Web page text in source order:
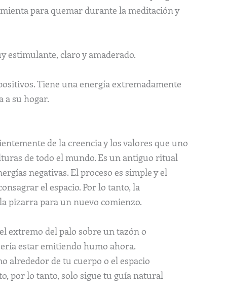
para quemar durante la meditación y
estimulante, claro y amaderado.
Tiene una energía extremadamente
a su hogar.
de la creencia y los valores que uno
de todo el mundo. Es un antiguo ritual
negativas. El proceso es simple y el
el espacio. Por lo tanto, la
pizarra para un nuevo comienzo.
extremo del palo sobre un tazón o
estar emitiendo humo ahora.
alrededor de tu cuerpo o el espacio
por lo tanto, solo sigue tu guía natural